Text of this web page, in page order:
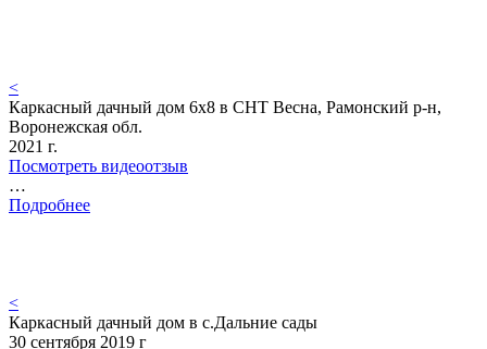
<
Каркасный дачный дом 6х8 в СНТ Весна, Рамонский р-н,
Воронежская обл.
2021 г.
Посмотреть видеоотзыв
…
Подробнее
<
Каркасный дачный дом в с.Дальние сады
30 сентября 2019 г